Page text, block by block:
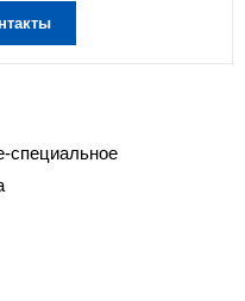
специальное